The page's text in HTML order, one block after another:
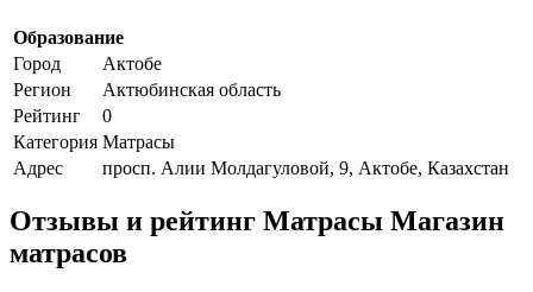
Образование
Город
Актобе
Регион
Актюбинская область
Рейтинг
0
Категория Матрасы
Адрес
просп. Алии Молдагуловой, 9, Актобе, Казахстан
Отзывы и рейтинг Матрасы Магазин
матрасов